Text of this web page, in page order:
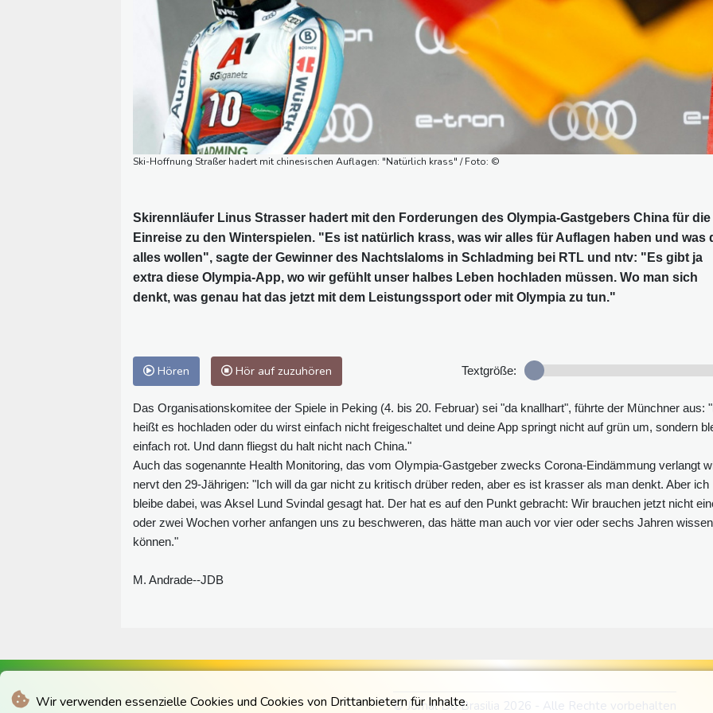
Wir verwenden essenzielle Cookies und Cookies von Drittanbietern für Inhalte.
Ski-Hoffnung Straßer hadert mit chinesischen Auflagen: "Natürlich krass" / Foto: ©
Skirennläufer Linus Strasser hadert mit den Forderungen des Olympia-Gastgebers China für die
Einreise zu den Winterspielen. "Es ist natürlich krass, was wir alles für Auflagen haben und was
alles wollen", sagte der Gewinner des Nachtslaloms in Schladming bei RTL und ntv: "Es gibt ja
extra diese Olympia-App, wo wir gefühlt unser halbes Leben hochladen müssen. Wo man sich
denkt, was genau hat das jetzt mit dem Leistungssport oder mit Olympia zu tun."
Hören Hör auf zuzuhören Textgröße:
Das Organisationskomitee der Spiele in Peking (4. bis 20. Februar) sei "da knallhart", führte der Münchner aus:
heißt es hochladen oder du wirst einfach nicht freigeschaltet und deine App springt nicht auf grün um, sondern
einfach rot. Und dann fliegst du halt nicht nach China."
Auch das sogenannte Health Monitoring, das vom Olympia-Gastgeber zwecks Corona-Eindämmung verlangt
nervt den 29-Jährigen: "Ich will da gar nicht zu kritisch drüber reden, aber es ist krasser als man denkt. Aber ich
bleibe dabei, was Aksel Lund Svindal gesagt hat. Der hat es auf den Punkt gebracht: Wir brauchen jetzt nicht
oder zwei Wochen vorher anfangen uns zu beschweren, das hätte man auch vor vier oder sechs Jahren wissen
können."
M. Andrade--JDB
© Jornal Do Brasilia 2026 - Alle Rechte vorbehalten